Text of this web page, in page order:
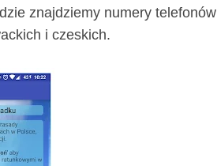
znajdziemy numery telefonów
i czeskich.